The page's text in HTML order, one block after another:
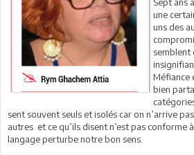
une
uns des
semblent
Méfiance
bien
sent souvent seuls et isolés car on n’arrive
autres et ce qu’ils disent n’est pas conforme
langage perturbe notre bon sens.